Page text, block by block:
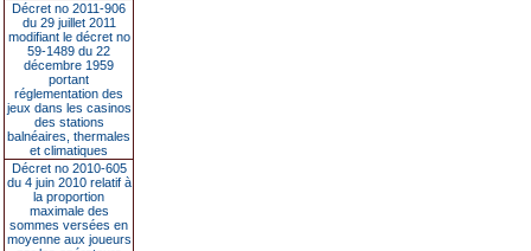
Décret no 2011-906
du 29 juillet 2011
modifiant le décret no
59-1489 du 22
décembre 1959
portant
réglementation des
jeux dans les casinos
des stations
balnéaires, thermales
et climatiques
Décret no 2010-605
du 4 juin 2010 relatif à
la proportion
maximale des
sommes versées en
moyenne aux joueurs